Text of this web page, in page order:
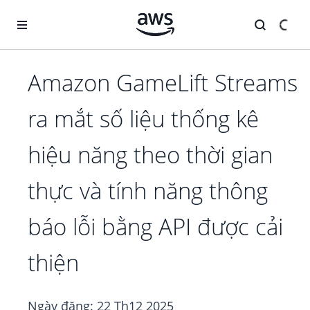
Amazon GameLift Streams
ra mắt số liệu thống kê
hiệu năng theo thời gian
thực và tính năng thông
báo lỗi bằng API được cải
thiện
Ngày đăng: 22 Th12 2025